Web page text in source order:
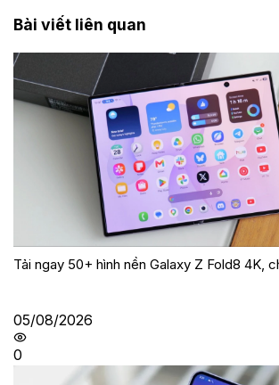
Bài viết liên quan
Tải ngay 50+ hình nền Galaxy Z Fold8 4K,
05/08/2026
0